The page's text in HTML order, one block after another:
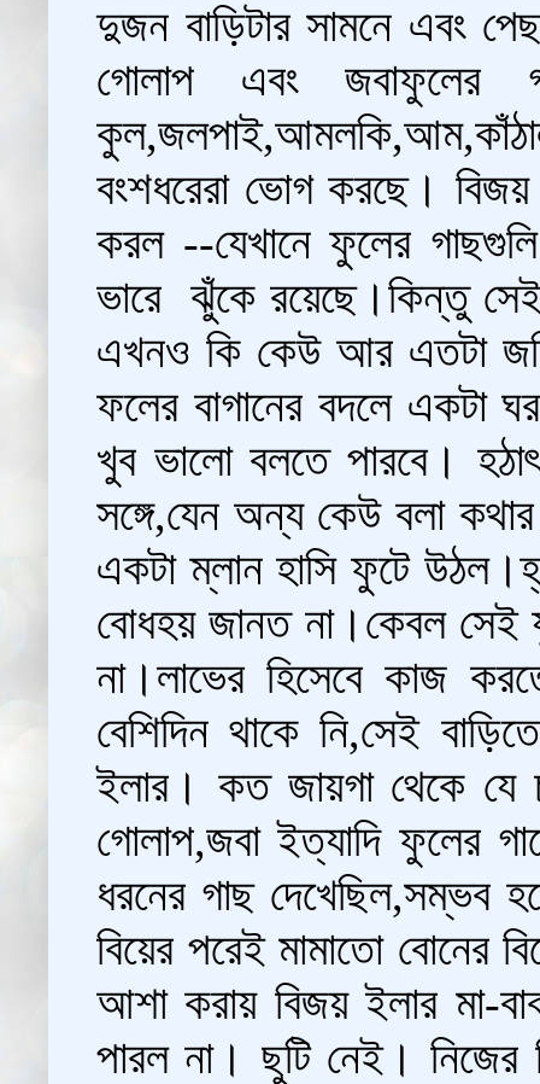
দুজন বাড়িটার সামনে এবং
গোলাপ এবং জবাফুলের
বংশধরেরা ভোগ করছে। বিজয়
করল --যেখানে ফুলের
ভারে  ঝুঁকে রয়েছে।কিন্তু সেই
এখনও কি কেউ আর এতটা
ফলের বাগানের বদলে একটা
খুব ভালো বলতে পারবে।
সঙ্গে,যেন অন্য কেউ বলা
একটা ম্লান হাসি ফুটে
বোধহয় জানত না।কেবল সেই
না।লাভের হিসেবে কাজ
বেশিদিন থাকে নি,সেই
ইলার। কত জায়গা থেকে যে
গোলাপ,জবা ইত্যাদি ফুলের
ধরনের গাছ দেখেছিল,সম্ভব
বিয়ের পরেই মামাতো বোনের
আশা করায় বিজয় ইলার মা-
পারল না। ছুটি নেই। নিজের